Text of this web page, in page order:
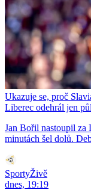
Ukazuje se, proč
Liberec odehrál jen
Jan Bořil nastoupil za
minutách šel dolů.
SportyŽivě
dnes, 19:19